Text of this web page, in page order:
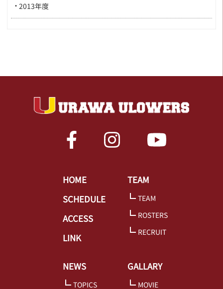
2013年度
HOME
SCHEDULE
ACCESS
LINK
TEAM
TEAM
ROSTERS
RECRUIT
NEWS
TOPICS
GALLARY
MOVIE